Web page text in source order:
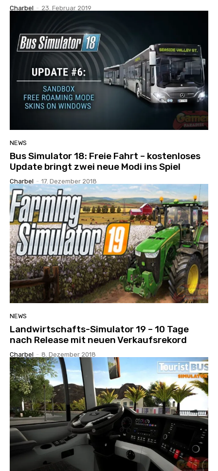
Charbel - 23. Februar 2019
NEWS
Bus Simulator 18: Freie Fahrt – kostenloses
Update bringt zwei neue Modi ins Spiel
Charbel - 17. Dezember 2018
NEWS
Landwirtschafts-Simulator 19 – 10 Tage
nach Release mit neuen Verkaufsrekord
Charbel - 8. Dezember 2018